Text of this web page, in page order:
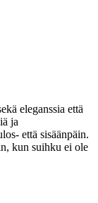
eleganssia että
ja
että sisäänpäin.
kun suihku ei ole